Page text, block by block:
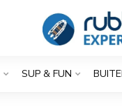
SUP & FUN